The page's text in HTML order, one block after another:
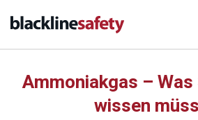
Ammoniakgas –
wissen